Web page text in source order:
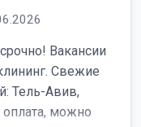
Вакансии
Свежие
Тель-Авив,
можно